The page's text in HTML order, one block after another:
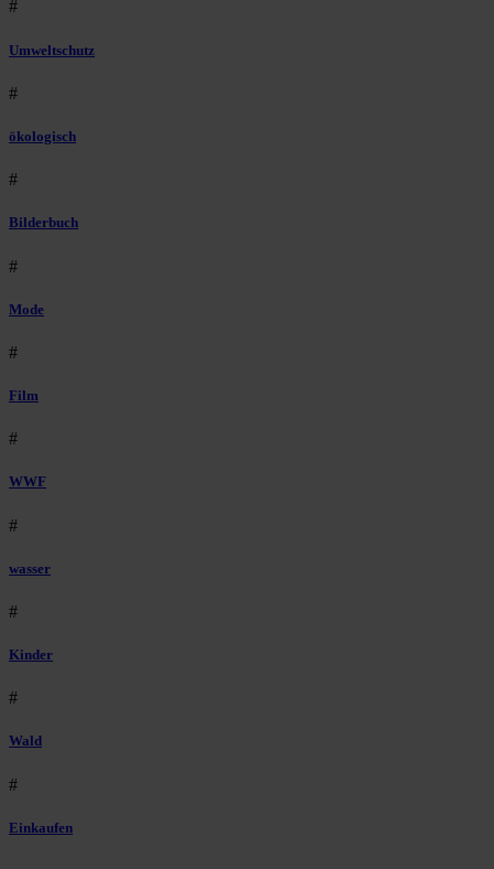
#
Umweltschutz
#
ökologisch
#
Bilderbuch
#
Mode
#
Film
#
WWF
#
wasser
#
Kinder
#
Wald
#
Einkaufen